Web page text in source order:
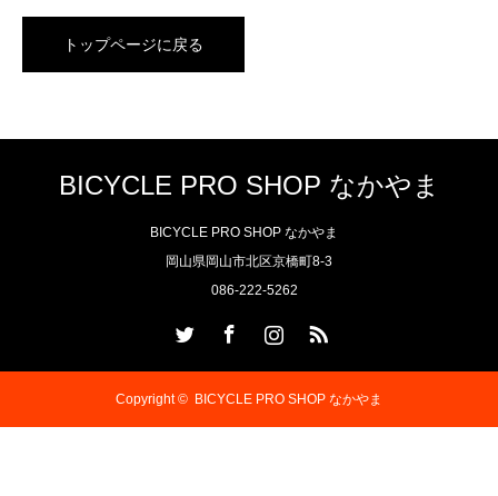
トップページに戻る
BICYCLE PRO SHOP なかやま
BICYCLE PRO SHOP なかやま
岡山県岡山市北区京橋町8-3
086-222-5262
Copyright © BICYCLE PRO SHOP なかやま